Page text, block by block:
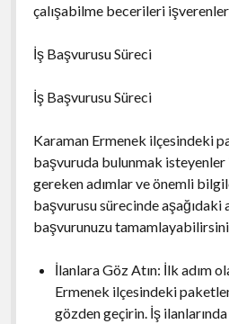
çalışabilme becerileri
İş Başvurusu Süreci
İş Başvurusu Süreci
Karaman Ermenek ilçesindeki
başvuruda bulunmak
gereken adımlar ve önemli
başvurusu sürecinde aşağıdaki
başvurunuzu
İlanlara Göz Atın: İlk adım
Ermenek ilçesindeki
gözden geçirin. İş